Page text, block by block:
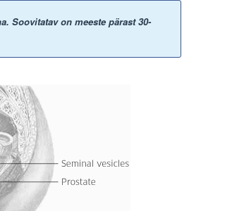
Soovitatav on meeste pärast 30-